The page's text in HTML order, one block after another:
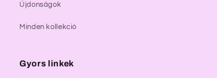
Újdonságok
Minden kollekció
Gyors linkek